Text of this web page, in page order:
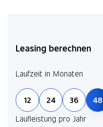
Leasing berechnen
Laufzeit in Monaten
12 24 36 48
Laufleistung pro Jahr